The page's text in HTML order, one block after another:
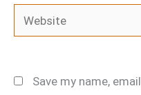
Website
Save my name,